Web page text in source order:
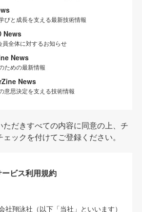
びと成長を支える最新技術情報
News
員全体に対するお知らせ
News
ための最新情報
News
意思決定を支える技術情報
だきすべての内容に同意の上、チ
ックを付けてご登録ください。
ビス利用規約
社翔泳社（以下「当社」といいます）